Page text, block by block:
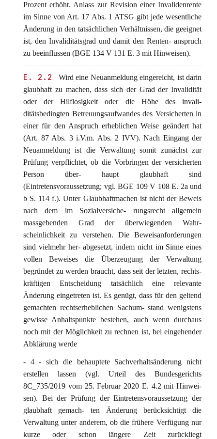
Prozent erhöht. Anlass zur Revision einer Invalidenrente
im Sinne von Art. 17 Abs. 1 ATSG gibt jede wesentliche
Änderung in den tatsächlichen Verhältnissen, die geeignet
ist, den Invaliditätsgrad und damit den Renten- anspruch
zu beeinflussen (BGE 134 V 131 E. 3 mit Hinweisen).
E. 2.2
Wird eine Neuanmeldung eingereicht, ist darin
glaubhaft zu machen, dass sich der Grad der Invalidität
oder der Hilflosigkeit oder die Höhe des invali-
ditätsbedingten Betreuungsaufwandes des Versicherten in
einer für den Anspruch erheblichen Weise geändert hat
(Art. 87 Abs. 3 i.V.m. Abs. 2 IVV). Nach Eingang der
Neuanmeldung ist die Verwaltung somit zunächst zur
Prüfung verpflichtet, ob die Vorbringen der versicherten
Person über- haupt glaubhaft sind
(Eintretensvoraussetzung; vgl. BGE 109 V 108 E. 2a und
b S. 114 f.). Unter Glaubhaftmachen ist nicht der Beweis
nach dem im Sozialversiche- rungsrecht allgemein
massgebenden Grad der überwiegenden Wahr-
scheinlichkeit zu verstehen. Die Beweisanforderungen
sind vielmehr her- abgesetzt, indem nicht im Sinne eines
vollen Beweises die Überzeugung der Verwaltung
begründet zu werden braucht, dass seit der letzten, rechts-
kräftigen Entscheidung tatsächlich eine relevante
Änderung eingetreten ist. Es genügt, dass für den geltend
gemachten rechtserheblichen Sachum- stand wenigstens
gewisse Anhaltspunkte bestehen, auch wenn durchaus
noch mit der Möglichkeit zu rechnen ist, bei eingehender
Abklärung werde
- 4 - sich die behauptete Sachverhaltsänderung nicht
erstellen lassen (vgl. Urteil des Bundesgerichts
8C_735/2019 vom 25. Februar 2020 E. 4.2 mit Hinwei-
sen). Bei der Prüfung der Eintretensvoraussetzung der
glaubhaft gemach- ten Änderung berücksichtigt die
Verwaltung unter anderem, ob die frühere Verfügung nur
kurze oder schon längere Zeit zurückliegt